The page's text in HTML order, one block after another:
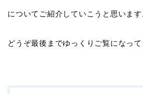
についてご紹介していこうと思います
どうぞ最後までゆっくりご覧になって